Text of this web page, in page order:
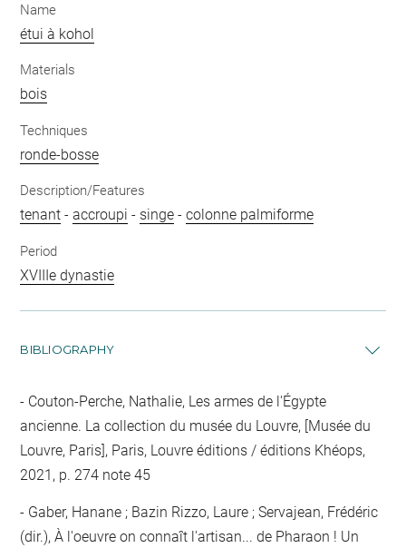
Name
étui à kohol
Materials
bois
Techniques
ronde-bosse
Description/Features
tenant -accroupi - singe -colonne palmiforme
Period
XVIIIe dynastie
BIBLIOGRAPHY
Couton-Perche, Nathalie, Les armes de l'Égypte
ancienne. La collection du musée du Louvre, [Musée du
Louvre, Paris], Paris, Louvre éditions / éditions Khéops,
2021, p. 274 note 45
Gaber, Hanane ; Bazin Rizzo, Laure ; Servajean, Frédéric
(dir.), À l'oeuvre on connaît l'artisan... de Pharaon ! Un